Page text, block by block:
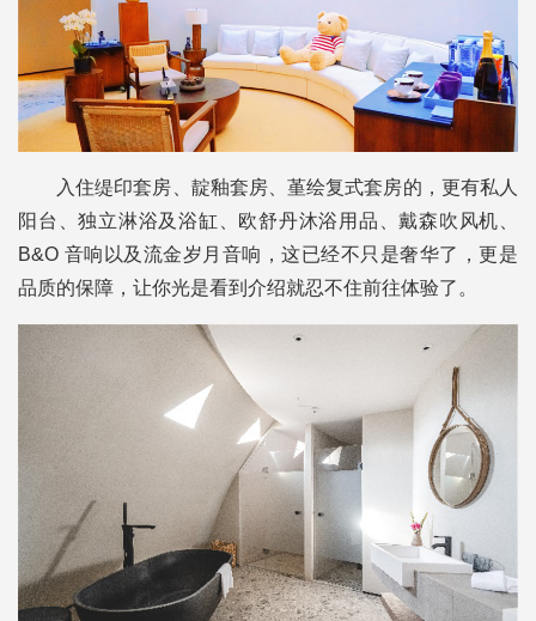
入住缇印套房、靛釉套房、堇绘复式套房的，更有私人
阳台、独立淋浴及浴缸、欧舒丹沐浴用品、戴森吹风机、
B&O 音响以及流金岁月音响，这已经不只是奢华了，更是
品质的保障，让你光是看到介绍就忍不住前往体验了。